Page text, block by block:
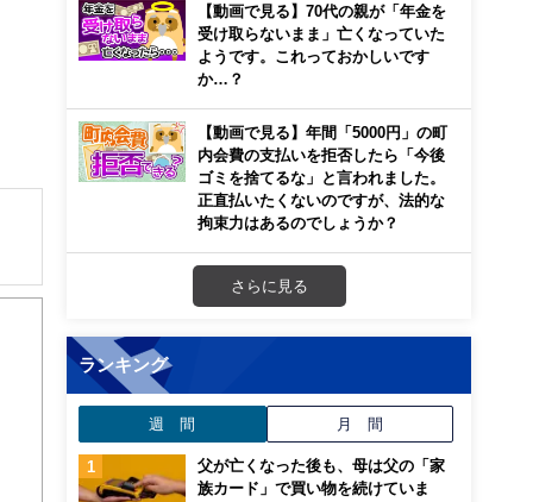
【動画で見る】70代の親が「年金を
受け取らないまま」亡くなっていた
ようです。これっておかしいです
か…？
【動画で見る】年間「5000円」の町
内会費の支払いを拒否したら「今後
ゴミを捨てるな」と言われました。
正直払いたくないのですが、法的な
拘束力はあるのでしょうか？
さらに見る
ランキング
週 間 月 間
父が亡くなった後も、母は父の「家
族カード」で買い物を続けていま